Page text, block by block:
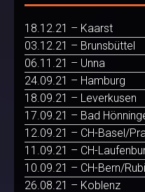
18.12.21 – Kaarst
03.12.21 – Brunsbüttel
06.11.21 – Unna
24.09.21 – Hamburg
18.09.21 – Leverkusen
17.09.21 – Bad
12.09.21 – CH-Basel/
11.09.21 – CH-
10.09.21 – CH-Bern/
26.08.21 – Koblenz